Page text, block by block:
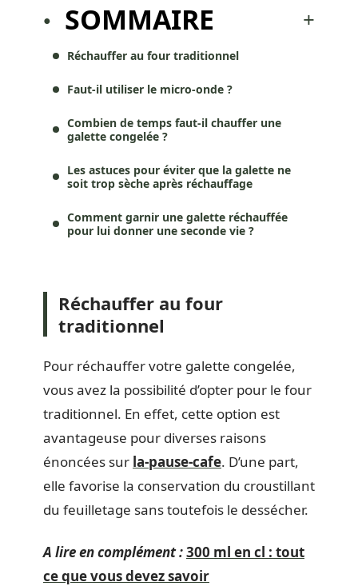
SOMMAIRE
Réchauffer au four traditionnel
Faut-il utiliser le micro-onde ?
Combien de temps faut-il chauffer une
galette congelée ?
Les astuces pour éviter que la galette ne
soit trop sèche après réchauffage
Comment garnir une galette réchauffée
pour lui donner une seconde vie ?
Réchauffer au four
traditionnel
Pour réchauffer votre galette congelée,
vous avez la possibilité d’opter pour le four
traditionnel. En effet, cette option est
avantageuse pour diverses raisons
énoncées sur la-pause-cafe. D’une part,
elle favorise la conservation du croustillant
du feuilletage sans toutefois le dessécher.
A lire en complément :300 ml en cl : tout
ce que vous devez savoir